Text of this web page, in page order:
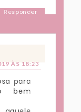
Responder
ÀS 18:23
para
bem